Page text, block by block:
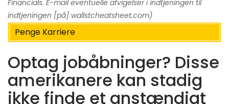
Financials. E-mail eventuelle afvigelser i indtjeningen til
indtjeningen [på] wallstcheatsheet.com)
Penge Karriere
Optag jobåbninger? Disse
amerikanere kan stadig
ikke finde et anstændigt